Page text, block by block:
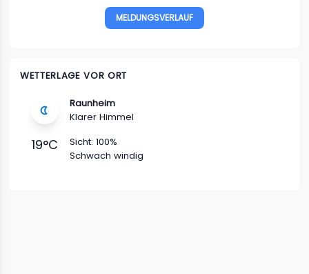
MELDUNGSVERLAUF
WETTERLAGE VOR ORT
Raunheim
Klarer Himmel
19°C Sicht: 100%
Schwach windig